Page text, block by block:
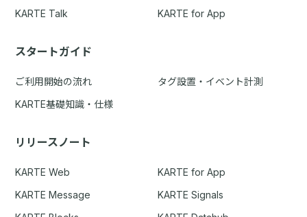
KARTE Talk
KARTE for App
スタートガイド
ご利用開始の流れ
タグ設置・イベント計測
KARTE基礎知識・仕様
リリースノート
KARTE Web
KARTE for App
KARTE Message
KARTE Signals